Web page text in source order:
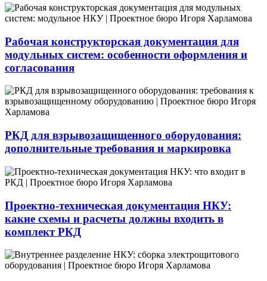
Рабочая конструкторская документация для
модульных систем: особенности оформления и
согласования
РКД для взрывозащищенного оборудования:
дополнительные требования и маркировка
Проектно-техническая документация НКУ:
какие схемы и расчеты должны входить в
комплект РКД